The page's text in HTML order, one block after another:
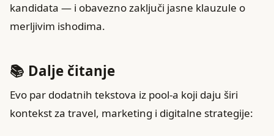
kandidata — i obavezno zaključi jasne klauzule o
merljivim ishodima.
📚 Dalje čitanje
Evo par dodatnih tekstova iz pool-a koji daju širi
kontekst za travel, marketing i digitalne strategije: